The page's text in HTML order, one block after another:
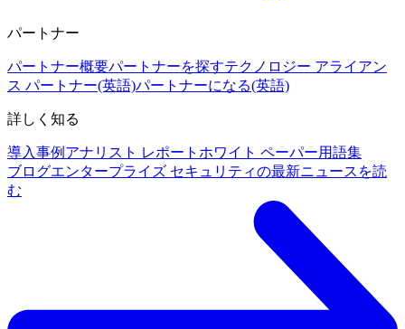
パートナー
パートナー概要パートナーを探すテクノロジー アライアン
ス パートナー(英語)パートナーになる(英語)
詳しく知る
導入事例 アナリスト レポート ホワイト ペーパー用語集
ブログエンタープライズ セキュリティの最新ニュースを読
む